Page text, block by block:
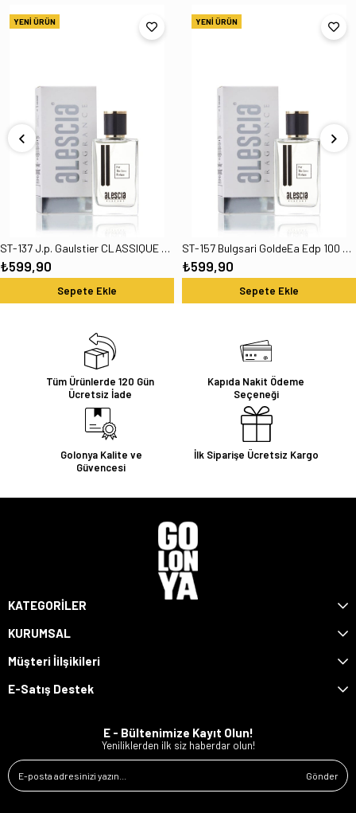
ST-137 J.p. Gaulstier CLASSIQUE Edp 100 Ml Kadın Parfüm
₺599,90
Sepete Ekle
YENI ÜRÜN
ST-157 Bulgsari GoldeEa Edp 100 Ml Kadın Parfüm
₺599,90
Sepete Ekle
YENI ÜRÜN
Tüm Ürünlerde 120 Gün
Ücretsiz İade
Kapıda Nakit Ödeme
Seçeneği
Golonya Kalite ve
Güvencesi
İlk Siparişe Ücretsiz Kargo
KATEGORİLER
KURUMSAL
Müşteri İilşikileri
E-Satış Destek
E - Bültenimize Kayıt Olun!
Yeniliklerden ilk siz haberdar olun!
Gönder